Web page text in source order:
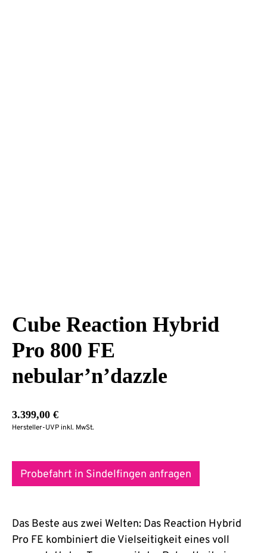
Cube Reaction Hybrid
Pro 800 FE
nebular’n’dazzle
3.399,00 €
Hersteller-UVP inkl. MwSt.
Probefahrt in Sindelfingen anfragen
Das Beste aus zwei Welten: Das Reaction Hybrid
Pro FE kombiniert die Vielseitigkeit eines voll